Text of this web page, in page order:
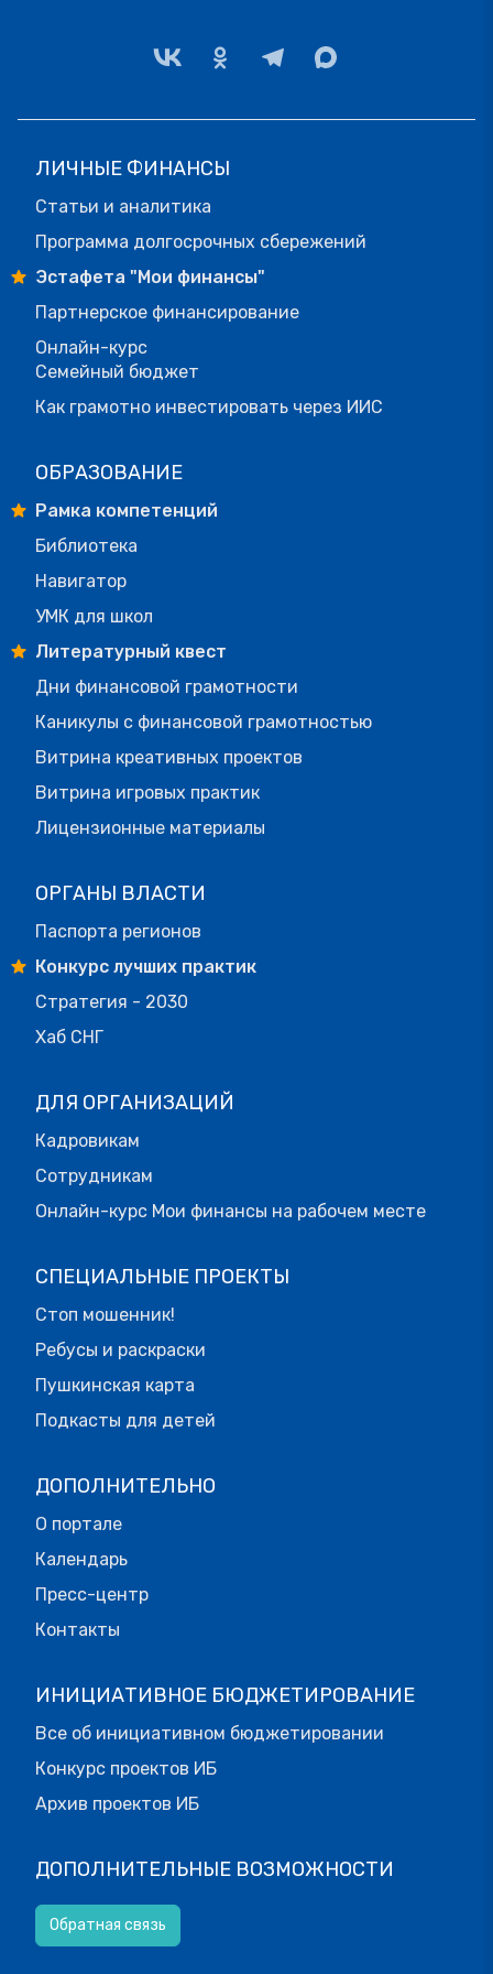
ЛИЧНЫЕ ФИНАНСЫ
Статьи и аналитика
Программа долгосрочных сбережений
Эстафета "Мои финансы"
Партнерское финансирование
Онлайн-курс
Семейный бюджет
Как грамотно инвестировать через ИИС
ОБРАЗОВАНИЕ
Рамка компетенций
Библиотека
Навигатор
УМК для школ
Литературный квест
Дни финансовой грамотности
Каникулы с финансовой грамотностью
Витрина креативных проектов
Витрина игровых практик
Лицензионные материалы
ОРГАНЫ ВЛАСТИ
Паспорта регионов
Конкурс лучших практик
Стратегия - 2030
Хаб СНГ
ДЛЯ ОРГАНИЗАЦИЙ
Кадровикам
Сотрудникам
Онлайн-курс Мои финансы на рабочем месте
СПЕЦИАЛЬНЫЕ ПРОЕКТЫ
Стоп мошенник!
Ребусы и раскраски
Пушкинская карта
Подкасты для детей
ДОПОЛНИТЕЛЬНО
О портале
Календарь
Пресс-центр
Контакты
ИНИЦИАТИВНОЕ БЮДЖЕТИРОВАНИЕ
Все об инициативном бюджетировании
Конкурс проектов ИБ
Архив проектов ИБ
ДОПОЛНИТЕЛЬНЫЕ ВОЗМОЖНОСТИ
Обратная связь